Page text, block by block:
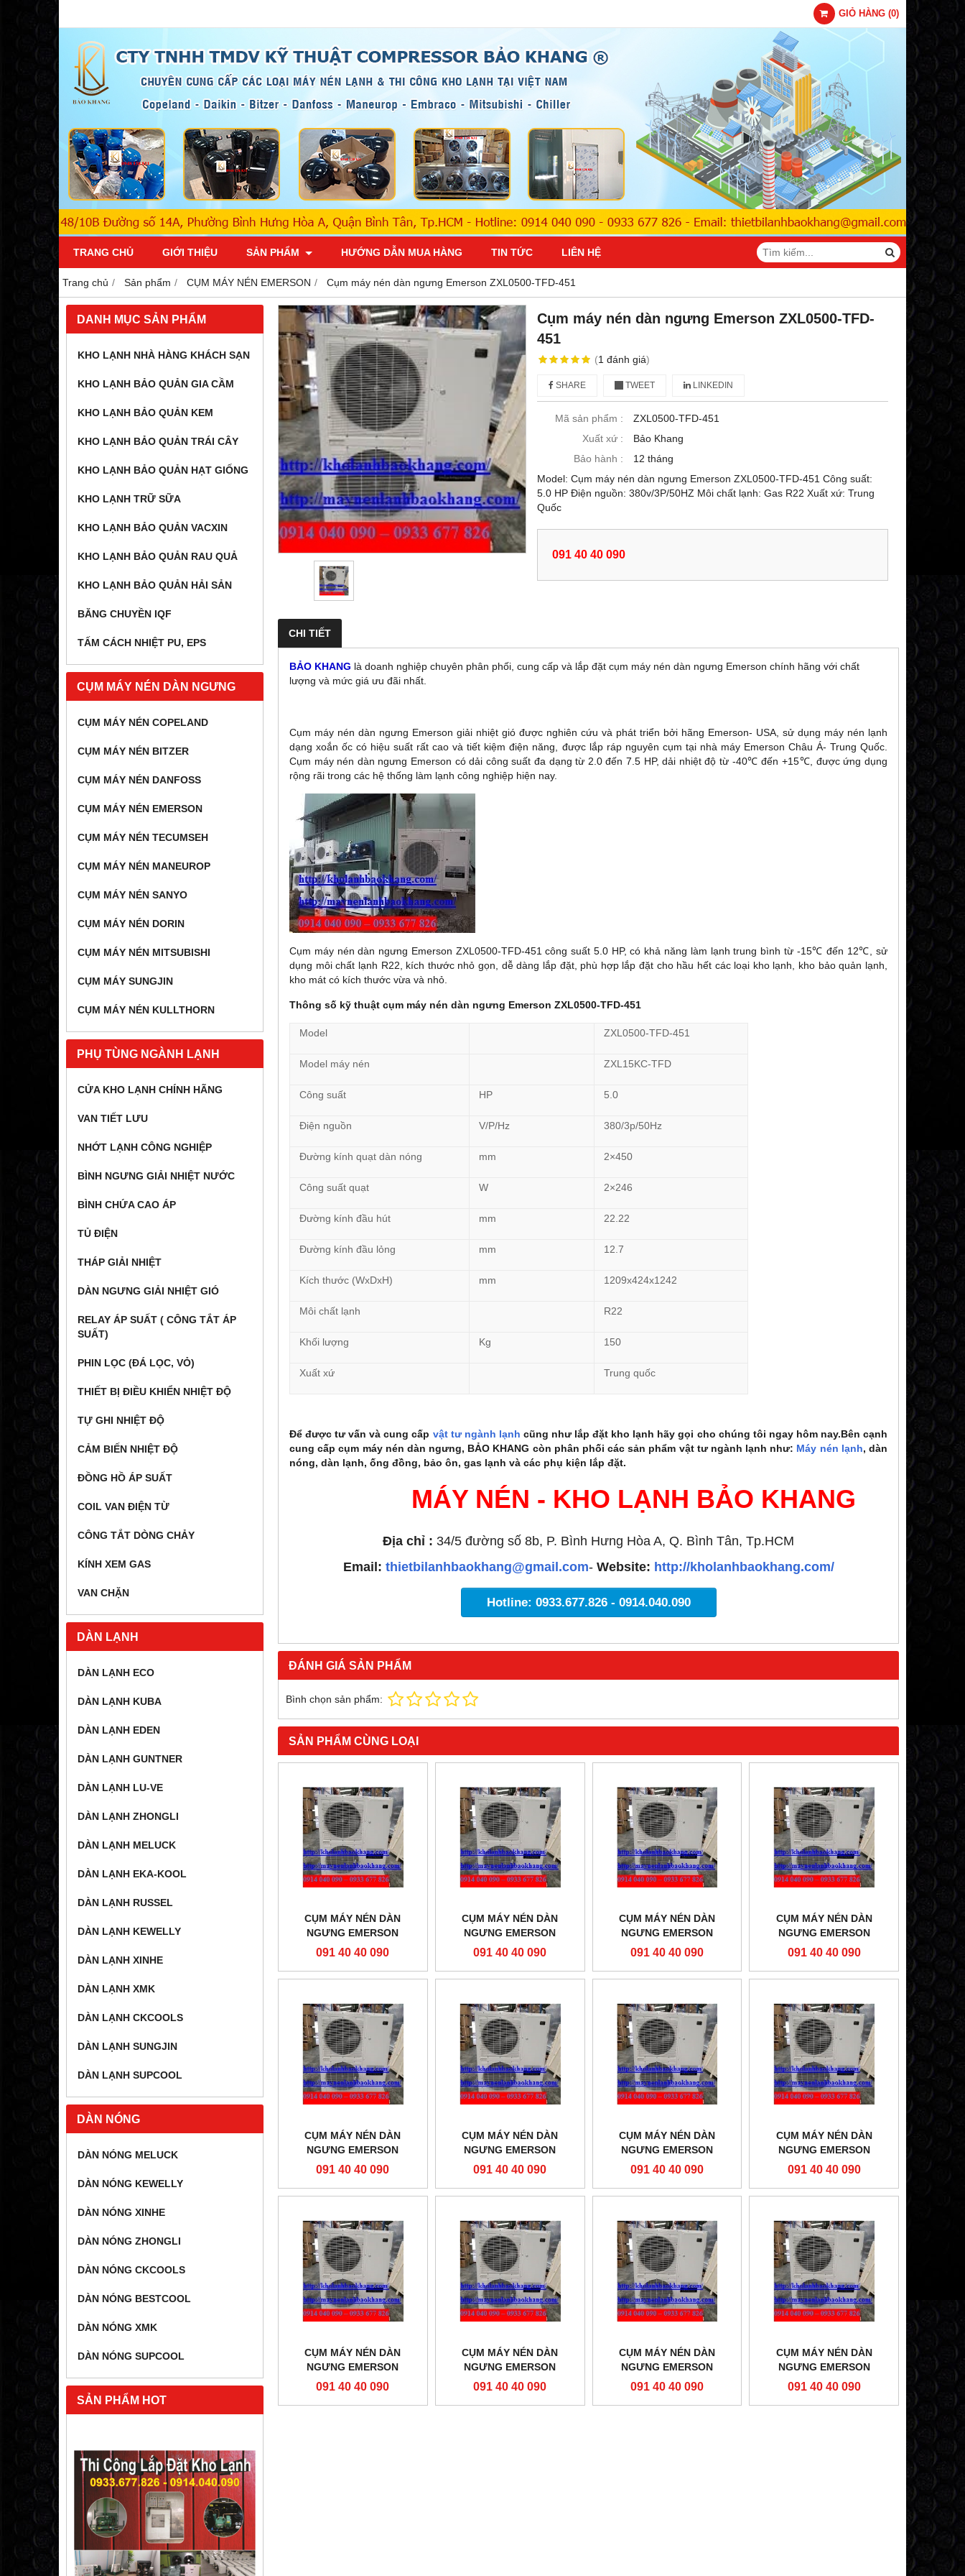
GIỎ HÀNG (0)
TRANG CHỦ GIỚI THIỆU SẢN PHẨM HƯỚNG DẪN MUA HÀNG TIN TỨC LIÊN HỆ
Trang chủ Sản phẩm CỤM MÁY NÉN EMERSON Cụm máy nén dàn ngưng Emerson ZXL0500-TFD-451
DANH MỤC SẢN PHẨM
KHO LẠNH NHÀ HÀNG KHÁCH SẠN
KHO LẠNH BẢO QUẢN GIA CẦM
KHO LẠNH BẢO QUẢN KEM
KHO LẠNH BẢO QUẢN TRÁI CÂY
KHO LẠNH BẢO QUẢN HẠT GIỐNG
KHO LẠNH TRỮ SỮA
KHO LẠNH BẢO QUẢN VACXIN
KHO LẠNH BẢO QUẢN RAU QUẢ
KHO LẠNH BẢO QUẢN HẢI SẢN
BĂNG CHUYỀN IQF
TẤM CÁCH NHIỆT PU, EPS
CỤM MÁY NÉN DÀN NGƯNG
CỤM MÁY NÉN COPELAND
CỤM MÁY NÉN BITZER
CỤM MÁY NÉN DANFOSS
CỤM MÁY NÉN EMERSON
CỤM MÁY NÉN TECUMSEH
CỤM MÁY NÉN MANEUROP
CỤM MÁY NÉN SANYO
CỤM MÁY NÉN DORIN
CỤM MÁY NÉN MITSUBISHI
CỤM MÁY SUNGJIN
CỤM MÁY NÉN KULLTHORN
PHỤ TÙNG NGÀNH LẠNH
CỬA KHO LẠNH CHÍNH HÃNG
VAN TIẾT LƯU
NHỚT LẠNH CÔNG NGHIỆP
BÌNH NGƯNG GIẢI NHIỆT NƯỚC
BÌNH CHỨA CAO ÁP
TỦ ĐIỆN
THÁP GIẢI NHIỆT
DÀN NGƯNG GIẢI NHIỆT GIÓ
RELAY ÁP SUẤT ( CÔNG TẮT ÁP
SUẤT)
PHIN LỌC (ĐÁ LỌC, VỎ)
THIẾT BỊ ĐIỀU KHIỂN NHIỆT ĐỘ
TỰ GHI NHIỆT ĐỘ
CẢM BIẾN NHIỆT ĐỘ
ĐỒNG HỒ ÁP SUẤT
COIL VAN ĐIỆN TỪ
CÔNG TẮT DÒNG CHẢY
KÍNH XEM GAS
VAN CHẶN
DÀN LẠNH
DÀN LẠNH ECO
DÀN LẠNH KUBA
DÀN LẠNH EDEN
DÀN LẠNH GUNTNER
DÀN LẠNH LU-VE
DÀN LẠNH ZHONGLI
DÀN LẠNH MELUCK
DÀN LẠNH EKA-KOOL
DÀN LẠNH RUSSEL
DÀN LẠNH KEWELLY
DÀN LẠNH XINHE
DÀN LẠNH XMK
DÀN LẠNH CKCOOLS
DÀN LẠNH SUNGJIN
DÀN LẠNH SUPCOOL
DÀN NÓNG
DÀN NÓNG MELUCK
DÀN NÓNG KEWELLY
DÀN NÓNG XINHE
DÀN NÓNG ZHONGLI
DÀN NÓNG CKCOOLS
DÀN NÓNG BESTCOOL
DÀN NÓNG XMK
DÀN NÓNG SUPCOOL
SẢN PHẨM HOT
Cụm máy nén dàn ngưng Emerson ZXL0500-TFD-
451
(1 đánh giá)
SHARE TWEET LINKEDIN
Mã sản phẩm :
ZXL0500-TFD-451
Xuất xứ :
Bảo Khang
Bảo hành :
12 tháng
Model: Cụm máy nén dàn ngưng Emerson ZXL0500-TFD-451 Công suất:
5.0 HP Điện nguồn: 380v/3P/50HZ Môi chất lạnh: Gas R22 Xuất xứ: Trung
Quốc
091 40 40 090
CHI TIẾT
BẢO KHANG là doanh nghiệp chuyên phân phối, cung cấp và lắp đặt cụm máy nén dàn ngưng Emerson chính hãng với chất
lượng và mức giá ưu đãi nhất.
Cụm máy nén dàn ngưng Emerson giải nhiệt gió được nghiên cứu và phát triển bởi hãng Emerson- USA, sử dụng máy nén lạnh
dạng xoắn ốc có hiệu suất rất cao và tiết kiệm điện năng, được lắp ráp nguyên cụm tại nhà máy Emerson Châu Á- Trung Quốc.
Cụm máy nén dàn ngưng Emerson có dải công suất đa dạng từ 2.0 đến 7.5 HP, dải nhiệt độ từ -40℃ đến +15℃, được ứng dụng
rộng rãi trong các hệ thống làm lạnh công nghiệp hiện nay.
Cụm máy nén dàn ngưng Emerson ZXL0500-TFD-451 công suất 5.0 HP, có khả năng làm lạnh trung bình từ -15℃ đến 12℃, sử
dụng môi chất lạnh R22, kích thước nhỏ gọn, dễ dàng lắp đặt, phù hợp lắp đặt cho hầu hết các loại kho lạnh, kho bảo quản lạnh,
kho mát có kích thước vừa và nhỏ.
Thông số kỹ thuật cụm máy nén dàn ngưng Emerson ZXL0500-TFD-451
Model ZXL0500-TFD-451
Model máy nén ZXL15KC-TFD
Công suất HP 5.0
Điện nguồn V/P/Hz 380/3p/50Hz
Đường kính quạt dàn nóng mm 2×450
Công suất quạt W 2×246
Đường kính đầu hút mm 22.22
Đường kính đầu lỏng mm 12.7
Kích thước (WxDxH) mm 1209x424x1242
Môi chất lạnh R22
Khối lượng Kg 150
Xuất xứ Trung quốc
Để được tư vấn và cung cấp vật tư ngành lạnh cũng như lắp đặt kho lạnh hãy gọi cho chúng tôi ngay hôm nay.Bên cạnh
cung cấp cụm máy nén dàn ngưng, BẢO KHANG còn phân phối các sản phẩm vật tư ngành lạnh như: Máy nén lạnh, dàn
nóng, dàn lạnh, ống đồng, bảo ôn, gas lạnh và các phụ kiện lắp đặt.
MÁY NÉN - KHO LẠNH BẢO KHANG
Địa chỉ : 34/5 đường số 8b, P. Bình Hưng Hòa A, Q. Bình Tân, Tp.HCM
Email: thietbilanhbaokhang@gmail.com- Website: http://kholanhbaokhang.com/
Hotline: 0933.677.826 - 0914.040.090
ĐÁNH GIÁ SẢN PHẨM
Bình chọn sản phẩm:
SẢN PHẨM CÙNG LOẠI
CỤM MÁY NÉN DÀN
NGƯNG EMERSON
091 40 40 090
CỤM MÁY NÉN DÀN
NGƯNG EMERSON
ZXL075E-TFD-451
091 40 40 090
CỤM MÁY NÉN DÀN
NGƯNG EMERSON
ZXL0750-TFD-451
091 40 40 090
CỤM MÁY NÉN DÀN
NGƯNG EMERSON
ZXL060E-TFD-451
091 40 40 090
CỤM MÁY NÉN DÀN
NGƯNG EMERSON
ZXL0600-TFD-451
091 40 40 090
CỤM MÁY NÉN DÀN
NGƯNG EMERSON
ZXL050E-TFD-451
091 40 40 090
CỤM MÁY NÉN DÀN
NGƯNG EMERSON
ZXL040E-TFD-451
091 40 40 090
CỤM MÁY NÉN DÀN
NGƯNG EMERSON
ZXL0400-TFD-451
091 40 40 090
CỤM MÁY NÉN DÀN
NGƯNG EMERSON
ZXL035E-TFD-451
091 40 40 090
CỤM MÁY NÉN DÀN
NGƯNG EMERSON
ZXL0350-TFD-451
091 40 40 090
CỤM MÁY NÉN DÀN
NGƯNG EMERSON
ZXL030E-TFD-451
091 40 40 090
CỤM MÁY NÉN DÀN
NGƯNG EMERSON
ZXL0300-TFD-451
091 40 40 090